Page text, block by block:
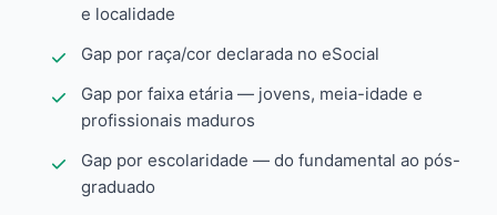
e localidade
Gap por raça/cor declarada no eSocial
Gap por faixa etária — jovens, meia-idade e
profissionais maduros
Gap por escolaridade — do fundamental ao pós-
graduado